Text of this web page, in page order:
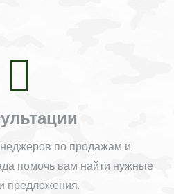
по продажам и
помочь вам найти нужные
предложения.